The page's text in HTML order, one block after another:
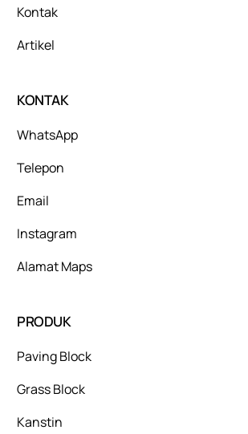
Kontak
Artikel
KONTAK
WhatsApp
Telepon
Email
Instagram
Alamat Maps
PRODUK
Paving Block
Grass Block
Kanstin